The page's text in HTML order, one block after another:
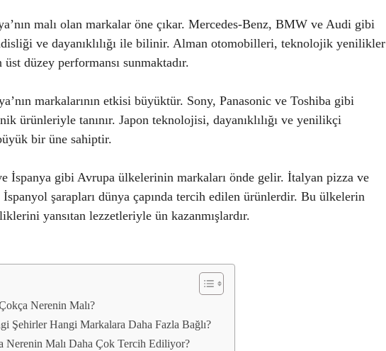
malı olan markalar öne çıkar. Mercedes-Benz, BMW ve Audi gibi
ve dayanıklılığı ile bilinir. Alman otomobilleri, teknolojik yenilikler
düzey performansı sunmaktadır.
markalarının etkisi büyüktür. Sony, Panasonic ve Toshiba gibi
ürünleriyle tanınır. Japon teknolojisi, dayanıklılığı ve yenilikçi
bir üne sahiptir.
İspanya gibi Avrupa ülkelerinin markaları önde gelir. İtalyan pizza ve
İspanyol şarapları dünya çapında tercih edilen ürünlerdir. Bu ülkelerin
yansıtan lezzetleriyle ün kazanmışlardır.
Nerenin Malı?
Şehirler Hangi Markalara Daha Fazla Bağlı?
Nerenin Malı Daha Çok Tercih Ediliyor?